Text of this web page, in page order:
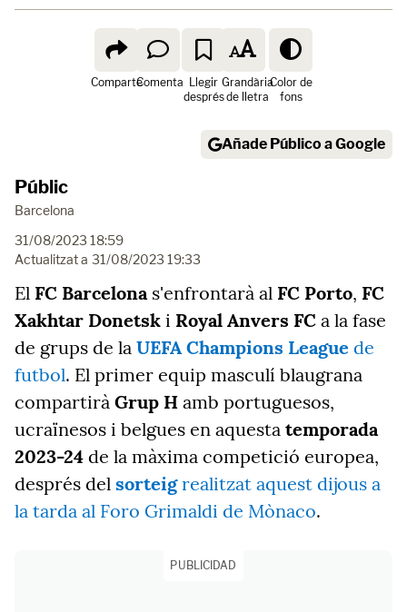
ComparteComenta Llegir
després
Grandària
de lletra
Color de
fons
Añade Público a Google
Públic
Barcelona
31/08/2023 18:59
Actualitzat a 31/08/2023 19:33
El FC Barcelona s'enfrontarà al FC Porto, FC
Xakhtar Donetsk i Royal Anvers FC a la fase
de grups de la UEFA Champions League de
futbol. El primer equip masculí blaugrana
compartirà Grup H amb portuguesos,
ucraïnesos i belgues en aquesta temporada
2023-24 de la màxima competició europea,
després del sorteigrealitzat aquest dijous a
la tarda al Foro Grimaldi de Mònaco.
PUBLICIDAD